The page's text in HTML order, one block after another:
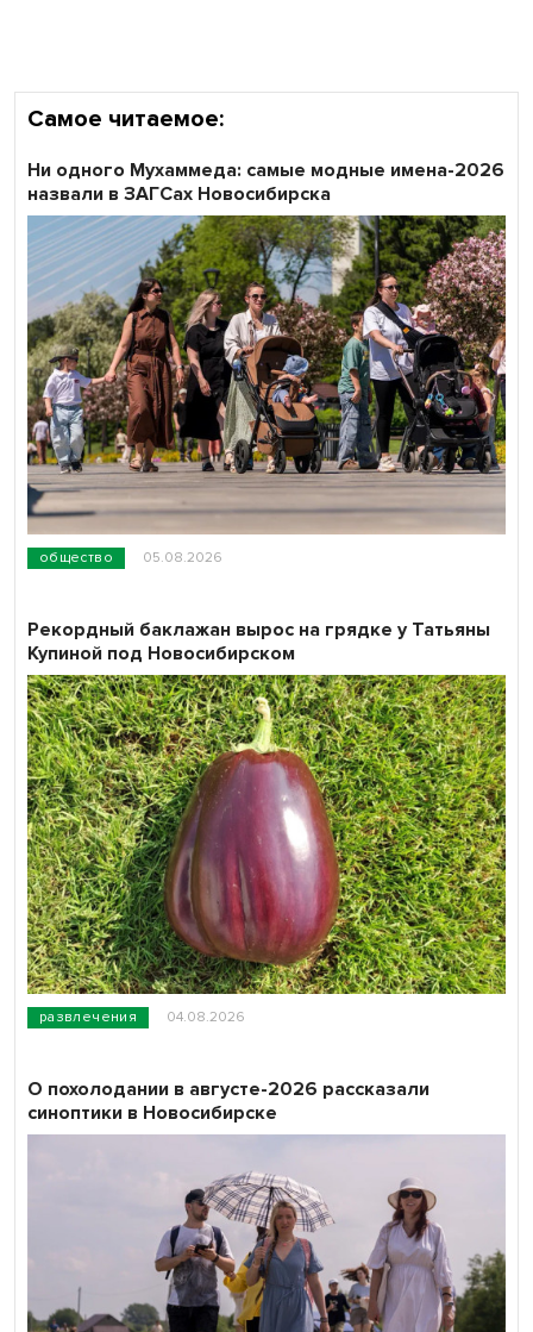
Самое читаемое:
общество 05.08.2026
Ни одного Мухаммеда: самые модные имена-2026
назвали в ЗАГСах Новосибирска
развлечения 04.08.2026
Рекордный баклажан вырос на грядке у Татьяны
Купиной под Новосибирском
О похолодании в августе-2026 рассказали
синоптики в Новосибирске